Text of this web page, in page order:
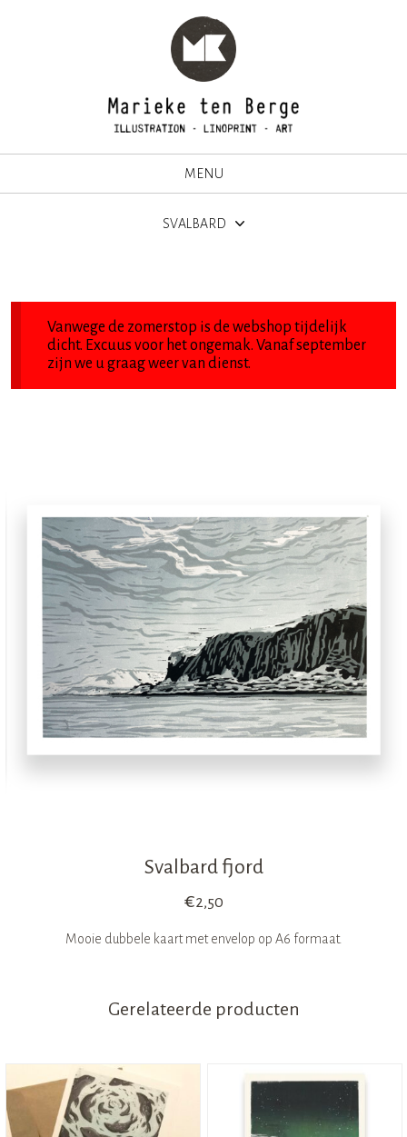
MENU
SVALBARD
Vanwege de zomerstop is de webshop tijdelijk
dicht. Excuus voor het ongemak. Vanaf september
zijn we u graag weer van dienst.
Svalbard fjord
€2,50
Mooie dubbele kaart met envelop op A6 formaat.
Gerelateerde producten